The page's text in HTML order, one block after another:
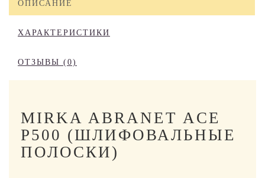
ОПИСАНИЕ
ХАРАКТЕРИСТИКИ
ОТЗЫВЫ (0)
MIRKA ABRANET ACE
P500 (ШЛИФОВАЛЬНЫЕ
ПОЛОСКИ)